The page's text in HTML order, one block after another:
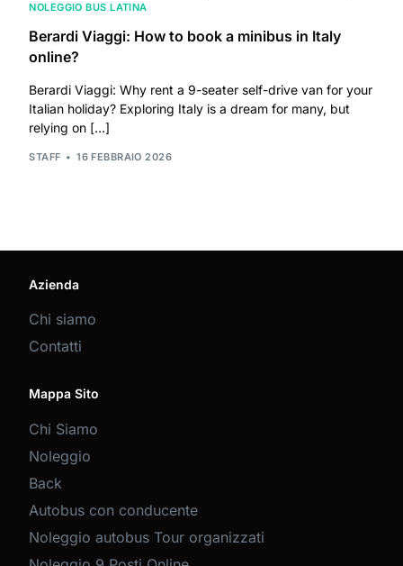
NOLEGGIO BUS LATINA
Berardi Viaggi: How to book a minibus in Italy
online?
Berardi Viaggi: Why rent a 9-seater self-drive van for your
Italian holiday? Exploring Italy is a dream for many, but
relying on […]
STAFF 16 FEBBRAIO 2026
Azienda
Chi siamo
Contatti
Mappa Sito
Chi Siamo
Noleggio
Back
Autobus con conducente
Noleggio autobus Tour organizzati